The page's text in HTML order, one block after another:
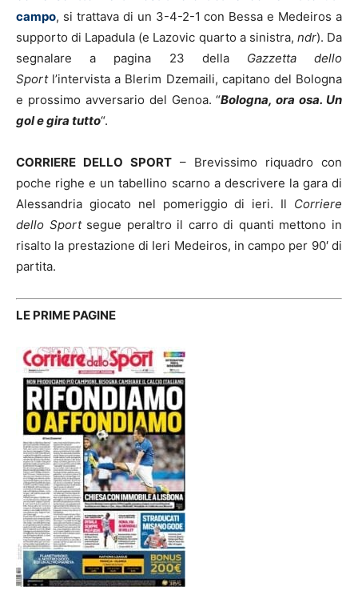
campo, si trattava di un 3-4-2-1 con Bessa e Medeiros a
supporto di Lapadula (e Lazovic quarto a sinistra, ndr). Da
segnalare a pagina 23 della Gazzetta dello
Sport l’intervista a Blerim Dzemaili, capitano del Bologna
e prossimo avversario del Genoa. “Bologna, ora osa. Un
gol e gira tutto“.
CORRIERE DELLO SPORT – Brevissimo riquadro con
poche righe e un tabellino scarno a descrivere la gara di
Alessandria giocato nel pomeriggio di ieri. Il Corriere
dello Sport segue peraltro il carro di quanti mettono in
risalto la prestazione di Ieri Medeiros, in campo per 90′ di
partita.
LE PRIME PAGINE